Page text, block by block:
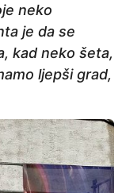
neko
je da se
kad neko šeta,
ljepši grad,